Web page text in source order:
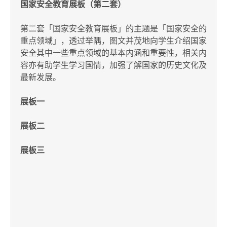
国家安全教育展板（第二套）
第二套「国家安全教育展板」的主题是「国家安全的
重点领域」，透过举隅，图文并茂地向学生介绍国家
安全其中一些重点领域的基本内涵和重要性，相关内
容亦有助学生学习国情，加强了解国家的历史文化及
最新发展。
展板一
展板二
展板三